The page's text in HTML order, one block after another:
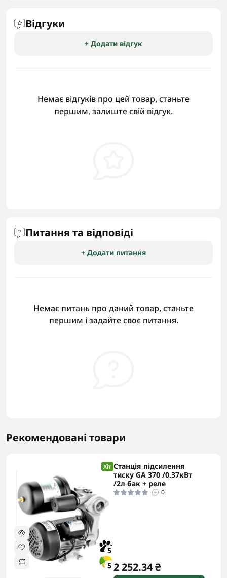
Відгуки
+ Додати відгук
Немає відгуків про цей товар, станьте
першим, залиште свій відгук.
Питання та відповіді
+ Додати питання
Немає питань про даний товар, станьте
першим і задайте своє питання.
Рекомендовані товари
Хіт
5
5
Станція підсилення
тиску GA 370 /0.37кВт
/2л бак + реле
0
2 252.34 ₴